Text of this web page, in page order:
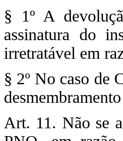
§ 1º A
assinatura do
irretratável em
§ 2º No caso de
Art. 11. Não se